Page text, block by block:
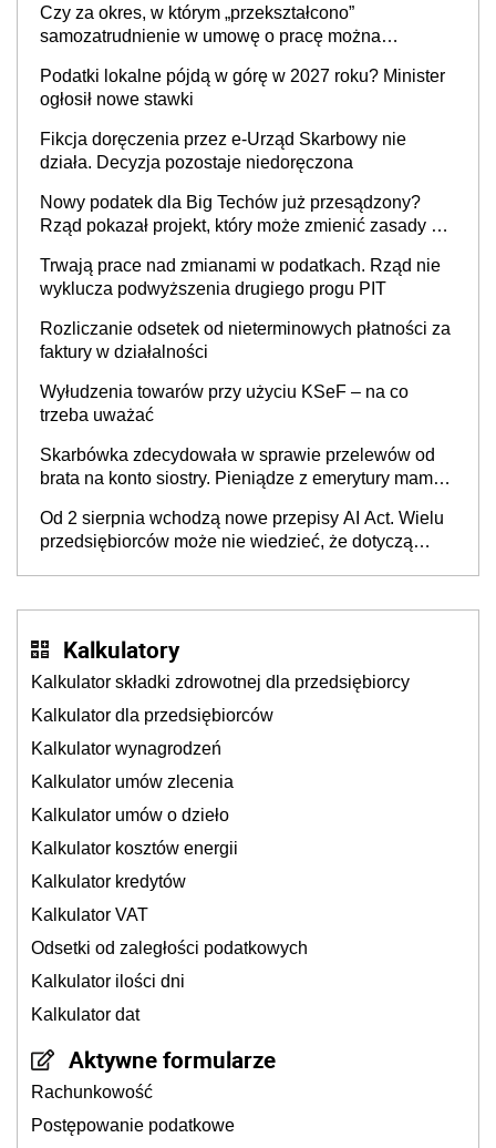
prowadzeniem działalności gospodarczej
Czy za okres, w którym „przekształcono”
samozatrudnienie w umowę o pracę można
cywilnoprawnej jedynym racjonalnym wyjściem
Podatki lokalne pójdą w górę w 2027 roku? Minister
ogłosił nowe stawki
Fikcja doręczenia przez e-Urząd Skarbowy nie
działa. Decyzja pozostaje niedoręczona
Nowy podatek dla Big Techów już przesądzony?
Rząd pokazał projekt, który może zmienić zasady gry
Trwają prace nad zmianami w podatkach. Rząd nie
wyklucza podwyższenia drugiego progu PIT
Rozliczanie odsetek od nieterminowych płatności za
faktury w działalności
Wyłudzenia towarów przy użyciu KSeF – na co
trzeba uważać
Skarbówka zdecydowała w sprawie przelewów od
brata na konto siostry. Pieniądze z emerytury mamy
będzie
Od 2 sierpnia wchodzą nowe przepisy AI Act. Wielu
przedsiębiorców może nie wiedzieć, że dotyczą
Kalkulatory
Kalkulator składki zdrowotnej dla przedsiębiorcy
Kalkulator dla przedsiębiorców
Kalkulator wynagrodzeń
Kalkulator umów zlecenia
Kalkulator umów o dzieło
Kalkulator kosztów energii
Kalkulator kredytów
Kalkulator VAT
Odsetki od zaległości podatkowych
Kalkulator ilości dni
Kalkulator dat
Aktywne formularze
Rachunkowość
Postępowanie podatkowe